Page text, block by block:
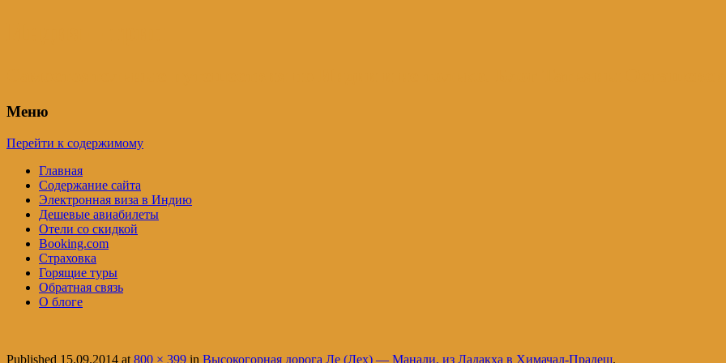
Меню
Перейти к содержимому
Главная
Содержание сайта
Электронная виза в Индию
Дешевые авиабилеты
Отели со скидкой
Booking.com
Страховка
Горящие туры
Обратная связь
О блоге
Published 15.09.2014 at800 × 399 in Высокогорная дорога Ле (Лех) — Манали, из Ладакха в Химачал-Прадеш.